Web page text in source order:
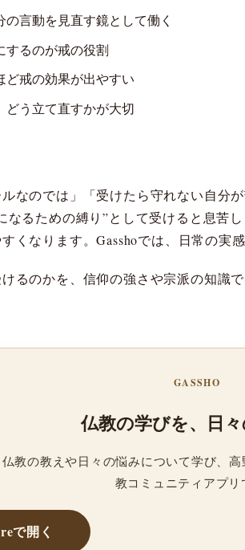
言動を見直す鏡として働く
するのが戒の役割
ど戒の効果が出やすい
どう立て直すかが大切
ルなのでは」「受けたら守れない自
るための縛り”として受けると息苦
くなります。Gasshoでは、日常の実
るのかを、信仰の強さや宗派の知識
GASSHO
仏教の学びを、日々
教の教えや日々の悩みについて学び、
教コミュニティアプリ
で開く